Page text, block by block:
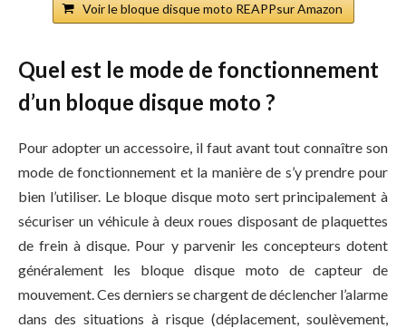
Voir le bloque disque moto REAPPsur Amazon
Quel est le mode de fonctionnement
d’un bloque disque moto ?
Pour adopter un accessoire, il faut avant tout connaître son
mode de fonctionnement et la manière de s’y prendre pour
bien l’utiliser. Le bloque disque moto sert principalement à
sécuriser un véhicule à deux roues disposant de plaquettes
de frein à disque. Pour y parvenir les concepteurs dotent
généralement les bloque disque moto de capteur de
mouvement. Ces derniers se chargent de déclencher l’alarme
dans des situations à risque (déplacement, soulèvement,